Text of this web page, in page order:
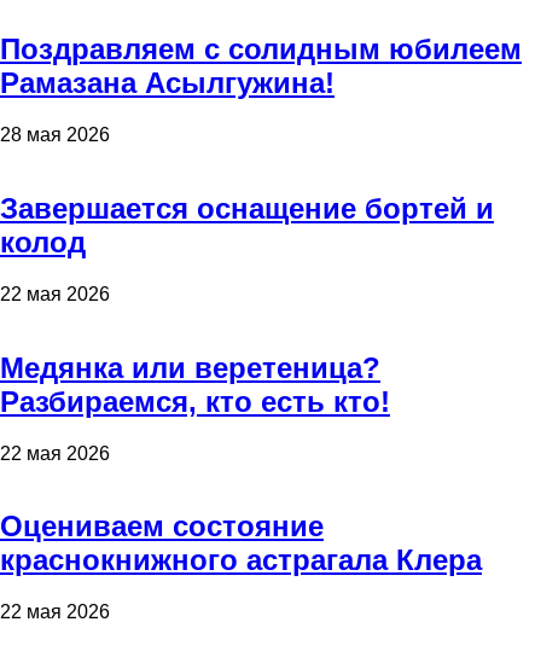
Поздравляем с солидным юбилеем
Рамазана Асылгужина!
28 мая 2026
Завершается оснащение бортей и
колод
22 мая 2026
Медянка или веретеница?
Разбираемся, кто есть кто!
22 мая 2026
Оцениваем состояние
краснокнижного астрагала Клера
22 мая 2026